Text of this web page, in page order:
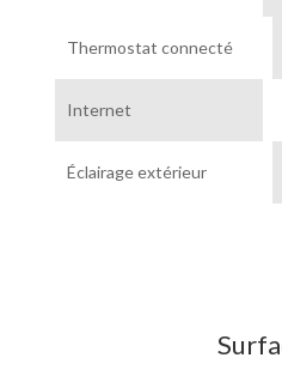
Thermostat connecté
Internet
Éclairage extérieur